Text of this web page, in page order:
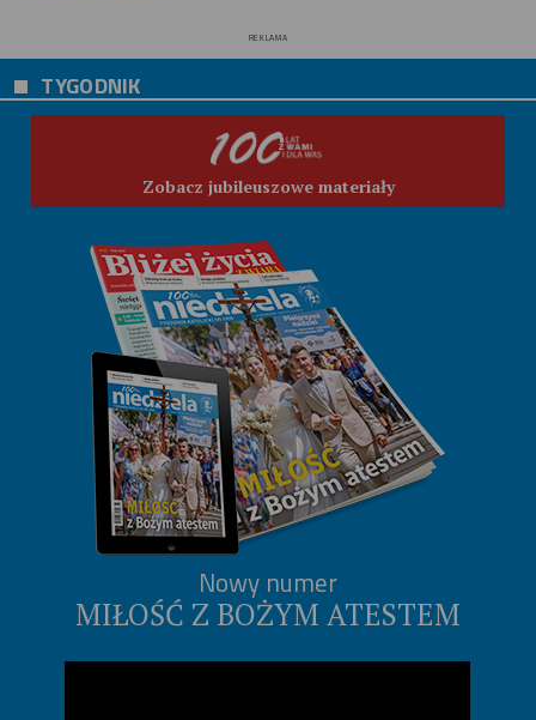
REKLAMA
TYGODNIK
Zobacz jubileuszowe materiały
Nowy numer
MIŁOŚĆ Z BOŻYM ATESTEM